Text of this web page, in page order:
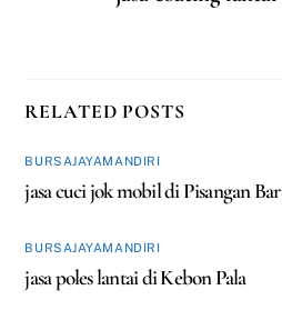
RELATED POSTS
BURSAJAYAMANDIRI
jasa cuci jok mobil di Pisangan
BURSAJAYAMANDIRI
jasa poles lantai di Kebon Pala